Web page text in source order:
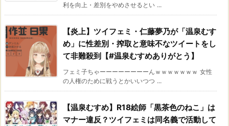
利を向上・差別をやめさせるとい ...
【炎上】ツイフェミ・仁藤夢乃が「温泉むす
め」に性差別・搾取と意味不なツイートをし
て非難殺到【#温泉むすめありがとう】
フェミ子ちゃーーーーーーーーんｗｗｗｗｗｗｗ 女性
の人権のために戦うとかいいつつ ...
【温泉むすめ】R18絵師「黒茶色のねこ」は
マナー違反？ツイフェミは同名義で活動して